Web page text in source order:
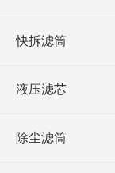
快拆滤筒
液压滤芯
除尘滤筒